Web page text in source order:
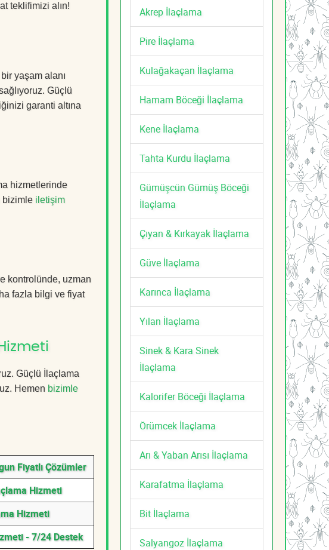
teklifimizi alın!
yaşam alanı
Güçlü
garanti altına
hizmetlerinde
bizimle iletişim
kontrolünde, uzman
fazla bilgi ve fiyat
Güçlü İlaçlama
Hemen bizimle
Fiyatlı Çözümler
Hizmeti
Hizmeti
- 7/24 Destek
Akrep İlaçlama
Pire İlaçlama
Kulağakaçan İlaçlama
Hamam Böceği İlaçlama
Kene İlaçlama
Tahta Kurdu İlaçlama
Gümüşcün Gümüş Böceği
İlaçlama
Çıyan & Kırkayak İlaçlama
Güve İlaçlama
Karınca İlaçlama
Yılan İlaçlama
Sinek & Kara Sinek
İlaçlama
Kalorifer Böceği İlaçlama
Örümcek İlaçlama
Arı & Yaban Arısı İlaçlama
Karafatma İlaçlama
Bit İlaçlama
Salyangoz İlaçlama